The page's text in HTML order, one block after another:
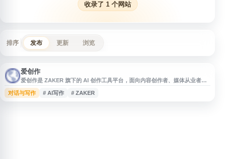
收录了 1 个网站
排序 发布 更新 浏览
爱创作
爱创作是 ZAKER 旗下的 AI 创作工具平台，面向内容创作者、媒体从业者及
日常办公用户，提供基于人工智能的文本生成与内容创作辅助服务。网站可用
于文章写作、文案生成、创意构思等场景，帮助用户提升内容生产效率。作为
对话与写作 # AI写作 # ZAKER